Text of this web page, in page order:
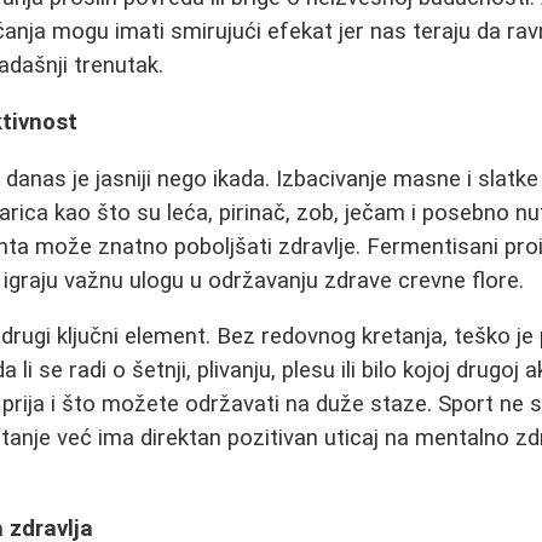
mogu imati smirujući efekat jer nas teraju da
trenutak.
je jasniji nego ikada. Izbacivanje masne i
kao što su leća, pirinač, zob, ječam i posebno
može znatno poboljšati zdravlje. Fermentisani
važnu ulogu u održavanju zdrave crevne flore.
ključni element. Bez redovnog kretanja, teško
li se radi o šetnji, plivanju, plesu ili bilo kojoj drugoj
i što možete održavati na duže staze. Sport ne
već ima direktan pozitivan uticaj na mentalno
zdravlja